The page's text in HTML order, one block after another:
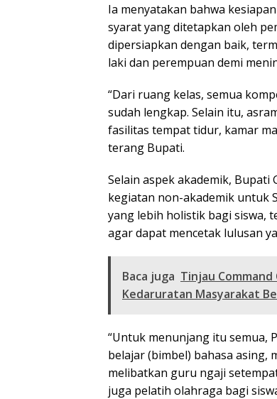
Ia menyatakan bahwa
syarat yang ditetapkan oleh
dipersiapkan dengan baik,
laki dan perempuan demi
“Dari ruang kelas, semua
sudah lengkap. Selain itu,
fasilitas tempat tidur, kamar
terang Bupati.
Selain aspek akademik, Bupati
kegiatan non-akademik untuk
yang lebih holistik bagi siswa,
agar dapat mencetak lulusan
Baca juga Tinjau
Kedaruratan Masyarakat
“Untuk menunjang itu semua,
belajar (bimbel) bahasa asing,
melibatkan guru ngaji
juga pelatih olahraga bagi